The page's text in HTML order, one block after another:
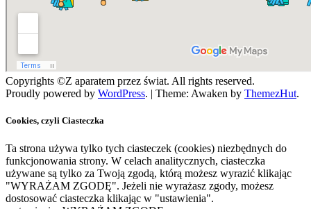
Copyrights ©Z aparatem przez świat. All rights reserved.
Proudly powered by WordPress. | Theme: Awaken by ThemezHut.
Cookies, czyli Ciasteczka
Ta strona używa tylko tych ciasteczek (cookies) niezbędnych do
funkcjonowania strony. W celach analitycznych, ciasteczka
używane są tylko za Twoją zgodą, którą możesz wyrazić klikając
"WYRAŻAM ZGODĘ". Jeżeli nie wyrażasz zgody, możesz
dostosować ciasteczka klikając w "ustawienia".